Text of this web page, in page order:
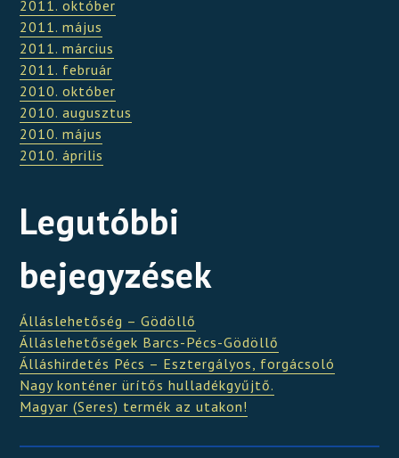
2011. október
2011. május
2011. március
2011. február
2010. október
2010. augusztus
2010. május
2010. április
Legutóbbi
bejegyzések
Álláslehetőség – Gödöllő
Álláslehetőségek Barcs-Pécs-Gödöllő
Álláshirdetés Pécs – Esztergályos, forgácsoló
Nagy konténer ürítős hulladékgyűjtő.
Magyar (Seres) termék az utakon!